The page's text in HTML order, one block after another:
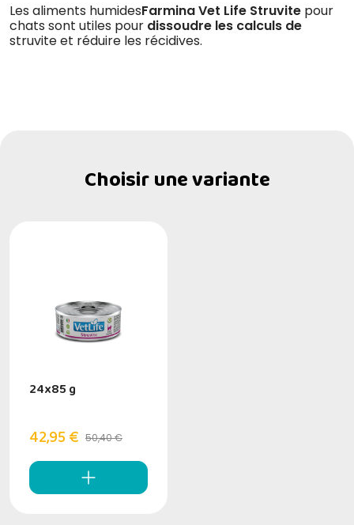
Les aliments humidesFarmina Vet Life Struvite pour
chats sont utiles pour dissoudre les calculs de
struvite et réduire les récidives.
Choisir une variante
24x85 g
42,95 € 50,40 €